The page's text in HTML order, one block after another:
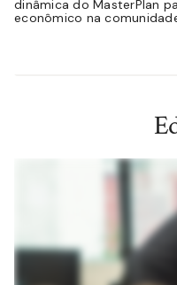
dinâmica do MasterPlan
econômico na